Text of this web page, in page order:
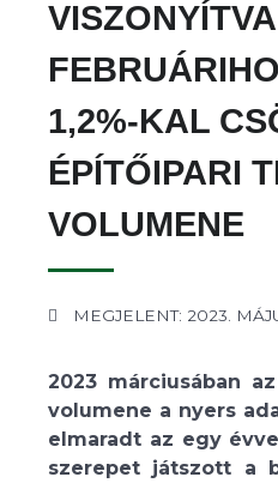
1,2%-KAL
ÉPÍTŐIPARI
VOLUMENE
MEGJELENT: 2023.
2023 márciusában
volumene a nyers
elmaradt az egy
szerepet játszott a